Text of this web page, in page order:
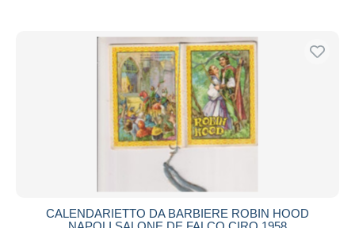
CALENDARIETTO DA BARBIERE ROBIN HOOD